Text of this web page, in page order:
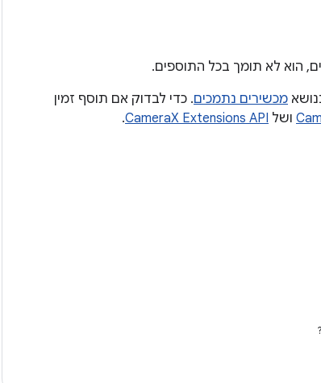
הוא לא תומך בכל התוספים.
מכשירים נתמכים. כדי לבדוק אם תוסף זמין
ושל CameraX Extensions API
.